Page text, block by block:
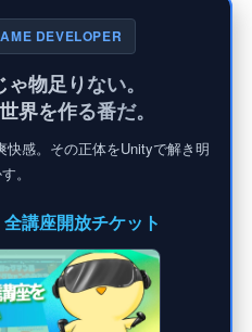
DEVELOPER
ゃ物足りない。
界を作る番だ。
感。その正体をUnityで解き明
。
講座開放チケット